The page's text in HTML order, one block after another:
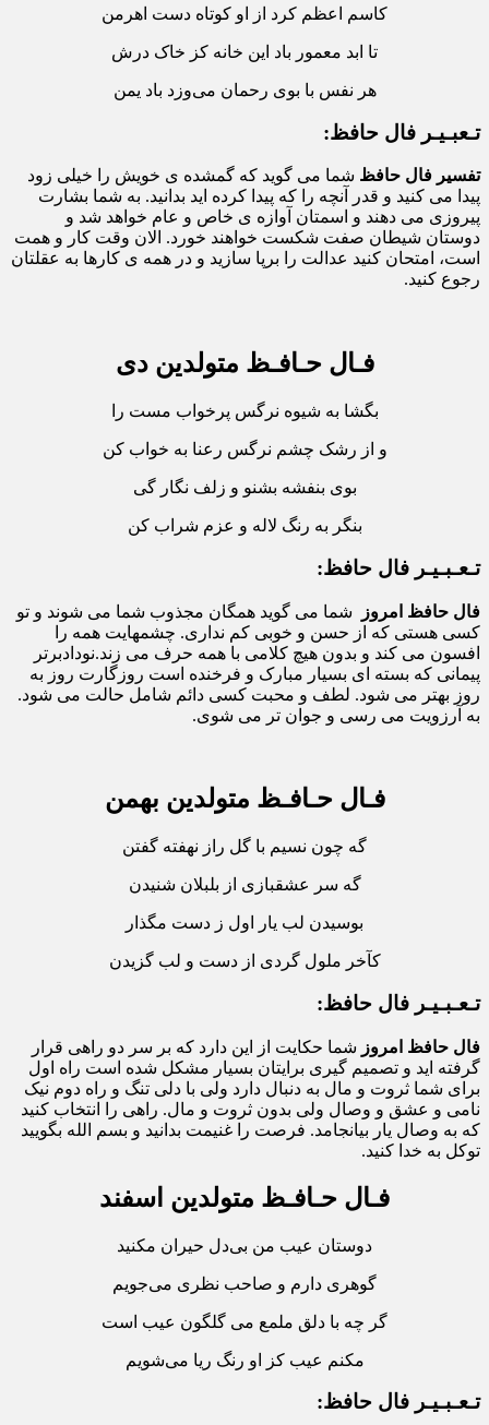
کاسم اعظم کرد از او کوتاه دست اهرمن
تا ابد معمور باد این خانه کز خاک درش
هر نفس با بوی رحمان می‌وزد باد یمن
تـعبـیـر فال حافظ:
تفسیر فال حافظ شما می گوید که گمشده ی خویش را خیلی زود
پیدا می کنید و قدر آنچه را که پیدا کرده اید بدانید. به شما بشارت
پیروزی می دهند و اسمتان آوازه ی خاص و عام خواهد شد و
دوستان شیطان صفت شکست خواهند خورد. الان وقت کار و همت
است، امتحان کنید عدالت را برپا سازید و در همه ی کارها به عقلتان
رجوع کنید.
فـال حـافـظ متولدین دی
بگشا به شیوه نرگس پرخواب مست را
و از رشک چشم نرگس رعنا به خواب کن
بوی بنفشه بشنو و زلف نگار گی
بنگر به رنگ لاله و عزم شراب کن
تـعـبـیـر فال حافظ:
فال حافظ امروز
شما می گوید همگان مجذوب شما می شوند و تو
کسی هستی که از حسن و خوبی کم نداری. چشمهایت همه را
افسون می کند و بدون هیچ کلامی با همه حرف می زند.نودادبرتر
پیمانی که بسته ای بسیار مبارک و فرخنده است روزگارت روز به
روز بهتر می شود. لطف و محبت کسی دائم شامل حالت می شود.
به آرزویت می رسی و جوان تر می شوی.
فـال حـافـظ متولدین بهمن
گه چون نسیم با گل راز نهفته گفتن
گه سر عشقبازی از بلبلان شنیدن
بوسیدن لب یار اول ز دست مگذار
کآخر ملول گردی از دست و لب گزیدن
تـعـبـیـر فال حافظ:
فال حافظ امروز شما حکایت از این دارد که بر سر دو راهی قرار
گرفته اید و تصمیم گیری برایتان بسیار مشکل شده است راه اول
برای شما ثروت و مال به دنبال دارد ولی با دلی تنگ و راه دوم نیک
نامی و عشق و وصال ولی بدون ثروت و مال. راهی را انتخاب کنید
که به وصال یار بیانجامد. فرصت را غنیمت بدانید و بسم الله بگویید
توکل به خدا کنید.
فـال حـافـظ متولدین اسفند
دوستان عیب من بی‌دل حیران مکنید
گوهری دارم و صاحب نظری می‌جویم
گر چه با دلق ملمع می گلگون عیب است
مکنم عیب کز او رنگ ریا می‌شویم
تـعـبـیـر فال حافظ: